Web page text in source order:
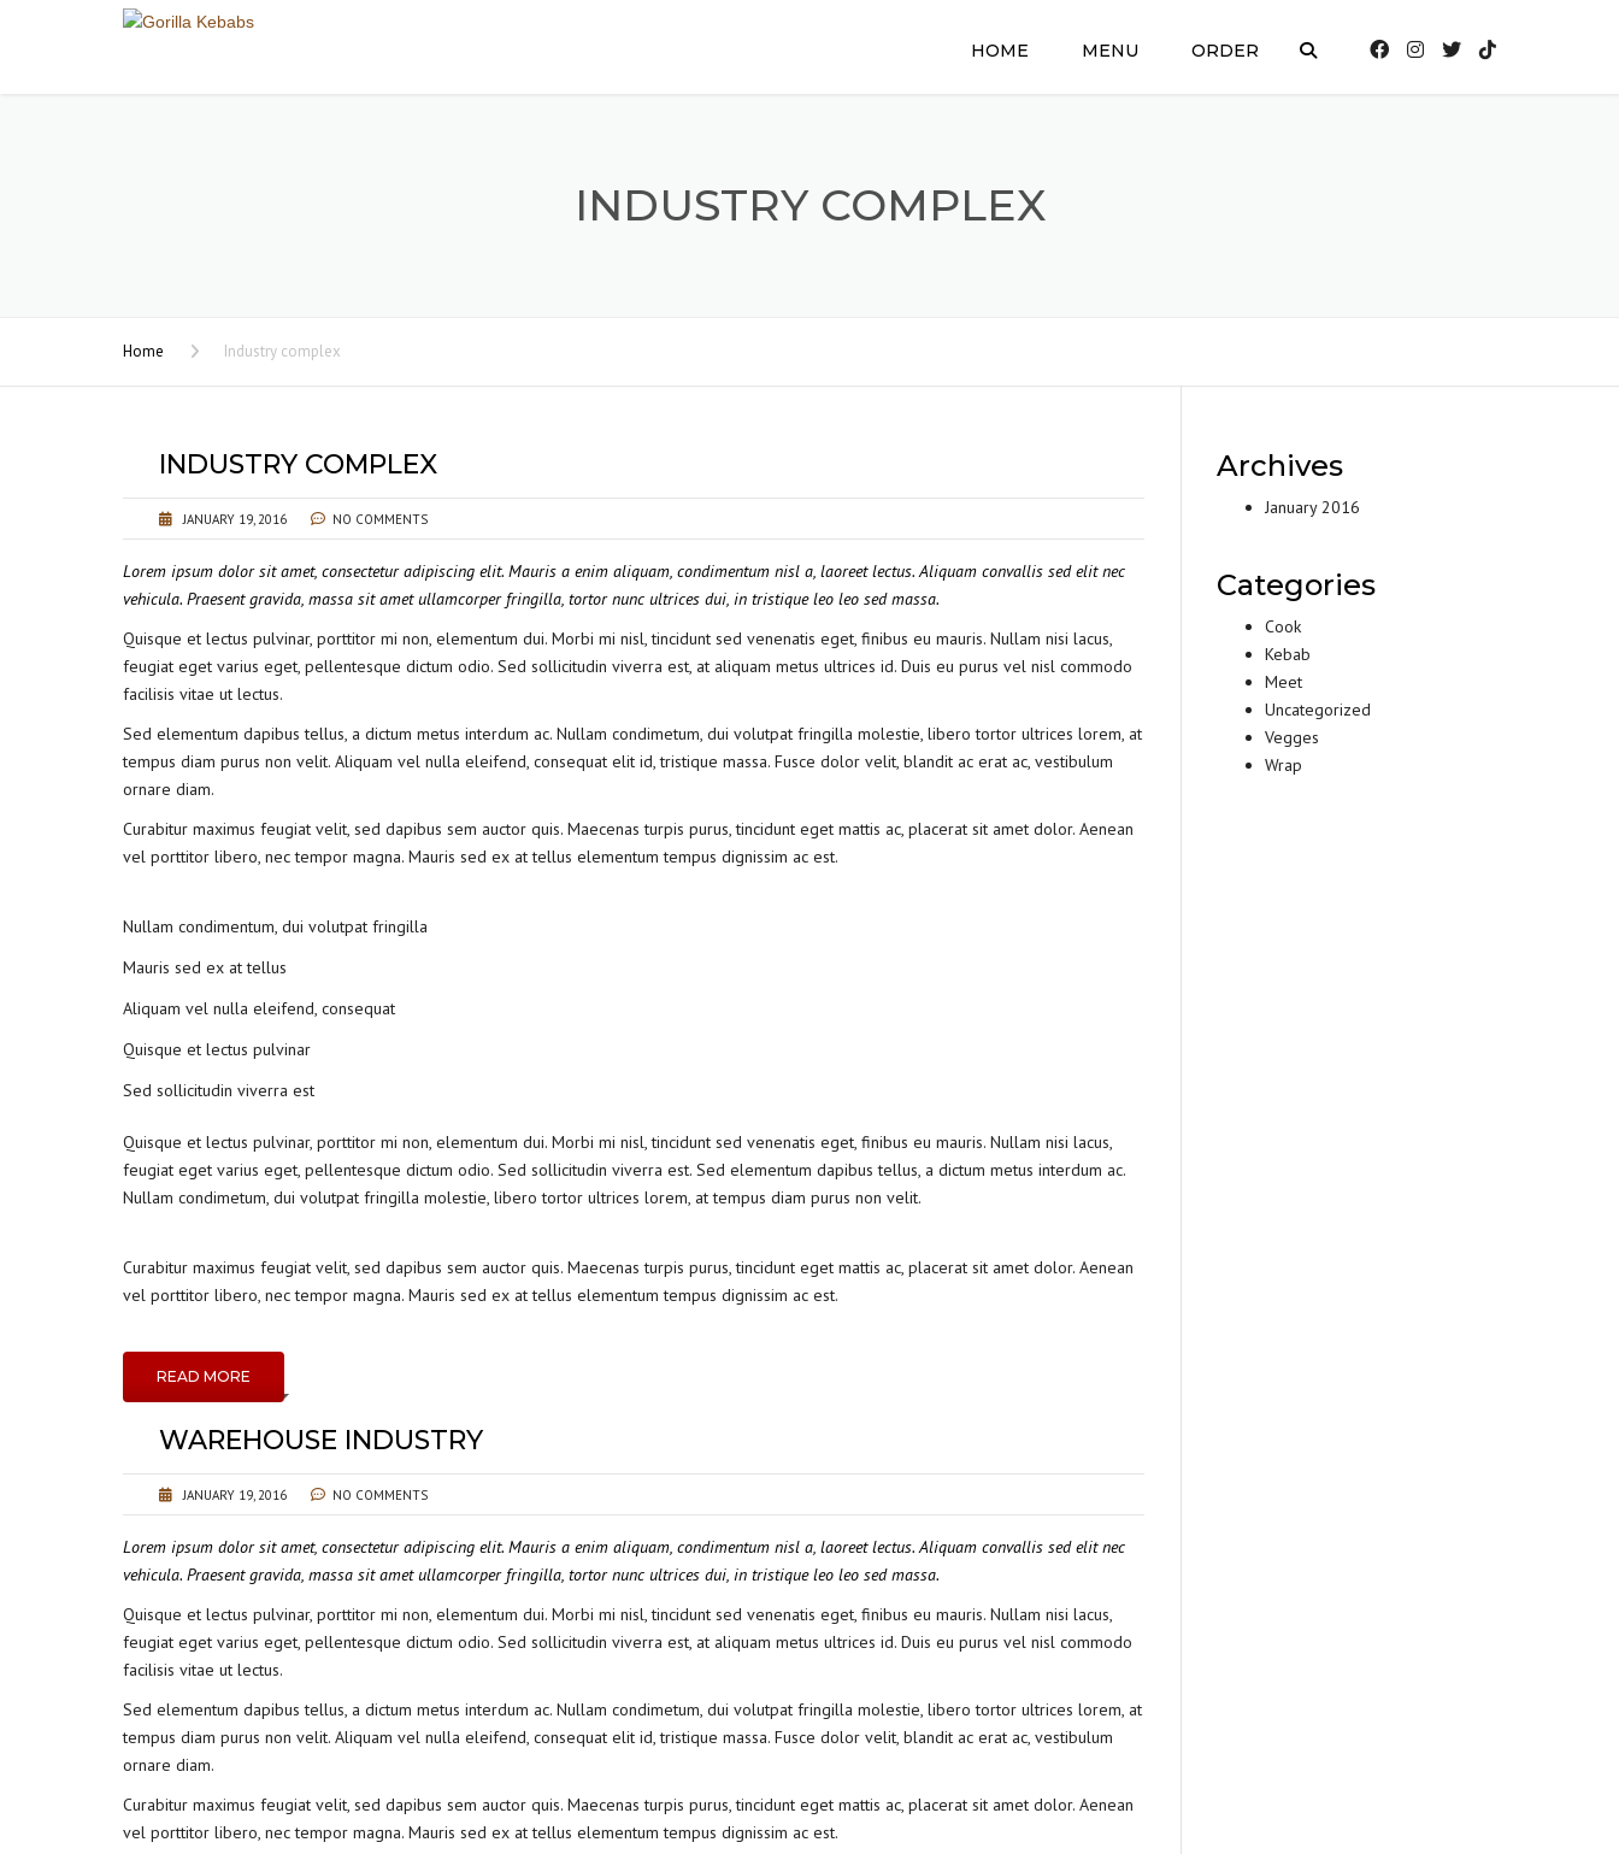
HOME MENU ORDER
INDUSTRY COMPLEX
Home Industry complex
INDUSTRY COMPLEX
JANUARY 19, 2016 NO COMMENTS
Lorem ipsum dolor sit amet, consectetur adipiscing elit. Mauris a enim aliquam, condimentum nisl a, laoreet lectus. Aliquam convallis sed elit nec
vehicula. Praesent gravida, massa sit amet ullamcorper fringilla, tortor nunc ultrices dui, in tristique leo leo sed massa.
Quisque et lectus pulvinar, porttitor mi non, elementum dui. Morbi mi nisl, tincidunt sed venenatis eget, finibus eu mauris. Nullam nisi lacus,
feugiat eget varius eget, pellentesque dictum odio. Sed sollicitudin viverra est, at aliquam metus ultrices id. Duis eu purus vel nisl commodo
facilisis vitae ut lectus.
Sed elementum dapibus tellus, a dictum metus interdum ac. Nullam condimetum, dui volutpat fringilla molestie, libero tortor ultrices lorem, at
tempus diam purus non velit. Aliquam vel nulla eleifend, consequat elit id, tristique massa. Fusce dolor velit, blandit ac erat ac, vestibulum
ornare diam.
Curabitur maximus feugiat velit, sed dapibus sem auctor quis. Maecenas turpis purus, tincidunt eget mattis ac, placerat sit amet dolor. Aenean
vel porttitor libero, nec tempor magna. Mauris sed ex at tellus elementum tempus dignissim ac est.
Nullam condimentum, dui volutpat fringilla
Mauris sed ex at tellus
Aliquam vel nulla eleifend, consequat
Quisque et lectus pulvinar
Sed sollicitudin viverra est
Quisque et lectus pulvinar, porttitor mi non, elementum dui. Morbi mi nisl, tincidunt sed venenatis eget, finibus eu mauris. Nullam nisi lacus,
feugiat eget varius eget, pellentesque dictum odio. Sed sollicitudin viverra est. Sed elementum dapibus tellus, a dictum metus interdum ac.
Nullam condimetum, dui volutpat fringilla molestie, libero tortor ultrices lorem, at tempus diam purus non velit.
Curabitur maximus feugiat velit, sed dapibus sem auctor quis. Maecenas turpis purus, tincidunt eget mattis ac, placerat sit amet dolor. Aenean
vel porttitor libero, nec tempor magna. Mauris sed ex at tellus elementum tempus dignissim ac est.
READ MORE
WAREHOUSE INDUSTRY
JANUARY 19, 2016 NO COMMENTS
Lorem ipsum dolor sit amet, consectetur adipiscing elit. Mauris a enim aliquam, condimentum nisl a, laoreet lectus. Aliquam convallis sed elit nec
vehicula. Praesent gravida, massa sit amet ullamcorper fringilla, tortor nunc ultrices dui, in tristique leo leo sed massa.
Quisque et lectus pulvinar, porttitor mi non, elementum dui. Morbi mi nisl, tincidunt sed venenatis eget, finibus eu mauris. Nullam nisi lacus,
feugiat eget varius eget, pellentesque dictum odio. Sed sollicitudin viverra est, at aliquam metus ultrices id. Duis eu purus vel nisl commodo
facilisis vitae ut lectus.
Sed elementum dapibus tellus, a dictum metus interdum ac. Nullam condimetum, dui volutpat fringilla molestie, libero tortor ultrices lorem, at
tempus diam purus non velit. Aliquam vel nulla eleifend, consequat elit id, tristique massa. Fusce dolor velit, blandit ac erat ac, vestibulum
ornare diam.
Curabitur maximus feugiat velit, sed dapibus sem auctor quis. Maecenas turpis purus, tincidunt eget mattis ac, placerat sit amet dolor. Aenean
vel porttitor libero, nec tempor magna. Mauris sed ex at tellus elementum tempus dignissim ac est.
Archives
January 2016
Categories
Cook
Kebab
Meet
Uncategorized
Vegges
Wrap